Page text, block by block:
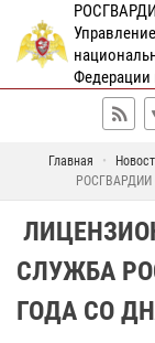
Федерации
Главная
РОСГВАРДИИ
СЛУЖБА
ГОДА СО